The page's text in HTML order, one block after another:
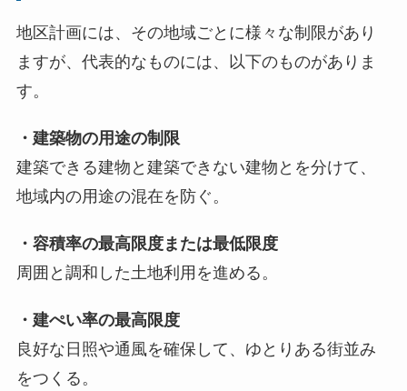
地区計画には、その地域ごとに様々な制限があり
ますが、代表的なものには、以下のものがありま
す。
・建築物の用途の制限
建築できる建物と建築できない建物とを分けて、
地域内の用途の混在を防ぐ。
・容積率の最高限度または最低限度
周囲と調和した土地利用を進める。
・建ぺい率の最高限度
良好な日照や通風を確保して、ゆとりある街並み
をつくる。